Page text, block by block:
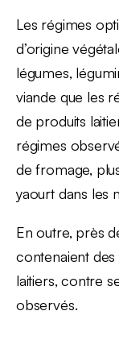
Les régimes
d’origine
légumes,
viande que les
de produits
régimes
de fromage,
yaourt dans les
En outre, près
contenaient des
laitiers, contre
observés.